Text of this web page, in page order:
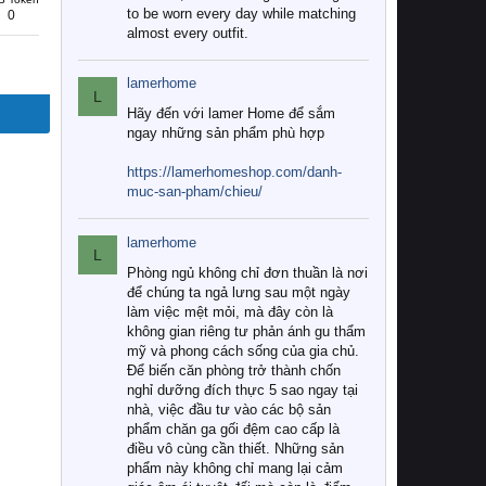
0
to be worn every day while matching
almost every outfit.
L
lamerhome
Hãy đến với lamer Home để sắm
ngay những sản phẩm phù hợp
https://lamerhomeshop.com/danh-
muc-san-pham/chieu/
L
lamerhome
Phòng ngủ không chỉ đơn thuần là nơi
để chúng ta ngả lưng sau một ngày
làm việc mệt mỏi, mà đây còn là
không gian riêng tư phản ánh gu thẩm
mỹ và phong cách sống của gia chủ.
Để biến căn phòng trở thành chốn
nghỉ dưỡng đích thực 5 sao ngay tại
nhà, việc đầu tư vào các bộ sản
phẩm chăn ga gối đệm cao cấp là
điều vô cùng cần thiết. Những sản
phẩm này không chỉ mang lại cảm